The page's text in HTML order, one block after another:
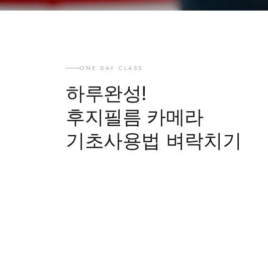
ONE DAY CLASS
하루완성!
후지필름 카메라
기초사용법 벼락치기